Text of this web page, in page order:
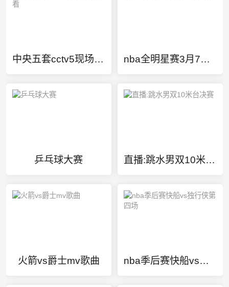
中央五套cctv5现场直播观看 nba全明星赛3月7日开始
乒乓球大赛 直播:跳水男双10米台决赛
火箭vs爵士mv歌曲 nba季后赛快船vs独行侠第四场